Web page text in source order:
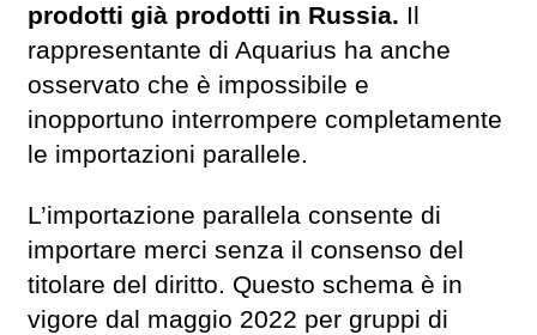
prodotti già prodotti in Russia. Il
rappresentante di Aquarius ha anche
osservato che è impossibile e
inopportuno interrompere completamente
le importazioni parallele.
L’importazione parallela consente di
importare merci senza il consenso del
titolare del diritto. Questo schema è in
vigore dal maggio 2022 per gruppi di